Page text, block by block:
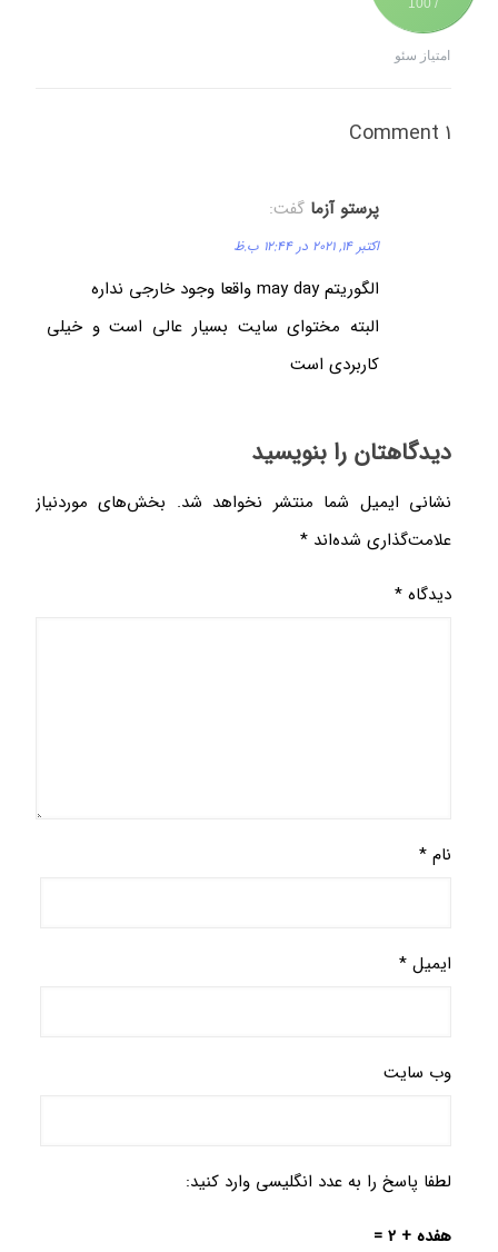
/ 100
امتیاز سئو
پرستو آزما گفت:
اکتبر 14, 2021 در 12:44 ب.ظ
الگوریتم may day واقعا وجود خارجی نداره
البته مختوای سایت بسیار عالی است و خیلی
کاربردی است
دیدگاهتان را بنویسید
نشانی ایمیل شما منتشر نخواهد شد.
بخش‌های موردنیاز
علامت‌گذاری شده‌اند *
دیدگاه*
نام*
ایمیل*
وب‌ سایت
لطفا پاسخ را به عدد انگلیسی وارد کنید:
هفده + 2 =